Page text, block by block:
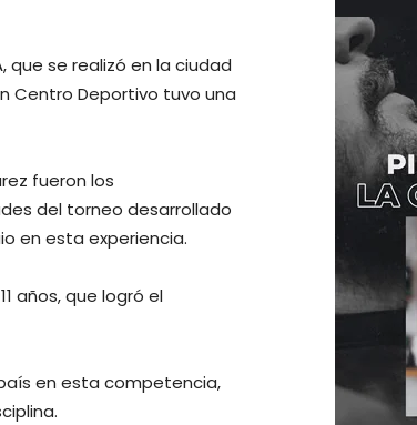
que se realizó en la ciudad
Centro Deportivo tuvo una
fueron los
del torneo desarrollado
en esta experiencia.
años, que logró el
en esta competencia,